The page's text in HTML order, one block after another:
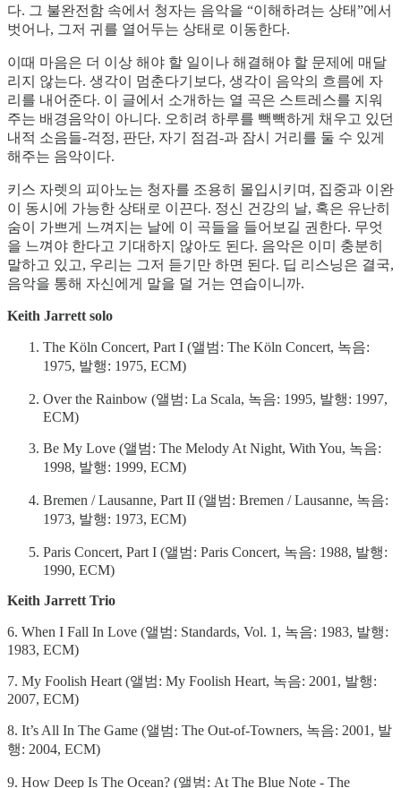
다. 그 불완전함 속에서 청자는 음악을 “이해하려는 상태”에서
벗어나, 그저 귀를 열어두는 상태로 이동한다.
이때 마음은 더 이상 해야 할 일이나 해결해야 할 문제에 매달
리지 않는다. 생각이 멈춘다기보다, 생각이 음악의 흐름에 자
리를 내어준다. 이 글에서 소개하는 열 곡은 스트레스를 지워
주는 배경음악이 아니다. 오히려 하루를 빽빽하게 채우고 있던
내적 소음들-걱정, 판단, 자기 점검-과 잠시 거리를 둘 수 있게
해주는 음악이다.
키스 자렛의 피아노는 청자를 조용히 몰입시키며, 집중과 이완
이 동시에 가능한 상태로 이끈다. 정신 건강의 날, 혹은 유난히
숨이 가쁘게 느껴지는 날에 이 곡들을 들어보길 권한다. 무엇
을 느껴야 한다고 기대하지 않아도 된다. 음악은 이미 충분히
말하고 있고, 우리는 그저 듣기만 하면 된다. 딥 리스닝은 결국,
음악을 통해 자신에게 말을 덜 거는 연습이니까.
Keith Jarrett solo
The Köln Concert, Part I (앨범: The Köln Concert, 녹음:
1975, 발행: 1975, ECM)
Over the Rainbow (앨범: La Scala, 녹음: 1995, 발행: 1997,
ECM)
Be My Love (앨범: The Melody At Night, With You, 녹음:
1998, 발행: 1999, ECM)
Bremen / Lausanne, Part II (앨범: Bremen / Lausanne, 녹음:
1973, 발행: 1973, ECM)
Paris Concert, Part I (앨범: Paris Concert, 녹음: 1988, 발행:
1990, ECM)
Keith Jarrett Trio
6. When I Fall In Love (앨범: Standards, Vol. 1, 녹음: 1983, 발행:
1983, ECM)
7. My Foolish Heart (앨범: My Foolish Heart, 녹음: 2001, 발행:
2007, ECM)
8. It’s All In The Game (앨범: The Out-of-Towners, 녹음: 2001, 발
행: 2004, ECM)
9. How Deep Is The Ocean? (앨범: At The Blue Note - The